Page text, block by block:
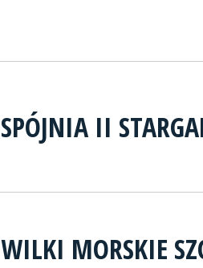
SPÓJNIA II
WILKI MORSKIE